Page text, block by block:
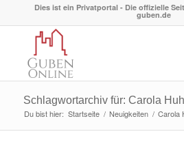
Dies ist ein Privatportal - Die offizielle
guben.de
Schlagwortarchiv für: Carola
Du bist hier: Startseite / Neuigkeiten / Carola